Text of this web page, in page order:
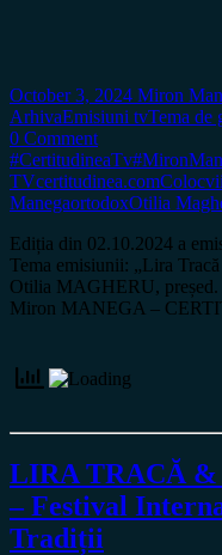
October 3, 2024 Miron
ArhivaEmisiuni tvTema de
0 Comment
#CertitudineaTv
TVcertitudinea.com
ManegaortodoxOtilia
Ediția din 02.10.2024 a
Tema emisiunii: „Lira
Otilia MAGHERU, președ.
Miron MANEGA –
LIRA TRACĂ
– Festival
Tradiții